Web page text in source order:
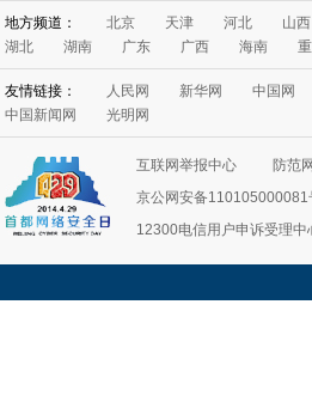
地方频道： 北京 天津 河北
山西
湖北
湖南 广东 广西 海南
友情链接： 人民网 新华网
中国网
中国新闻网
光明网
互联网举报中心
防范
京公网安备110105000081
12300电信用户申诉受理中